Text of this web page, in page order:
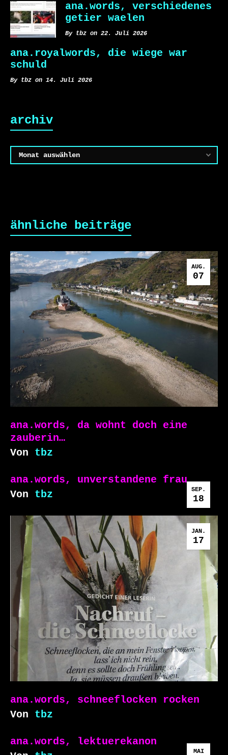
ana.words, verschiedenes
getier waelen
By tbz on 22. Juli 2026
ana.royalwords, die wiege war
schuld
By tbz on 14. Juli 2026
archiv
Archiv
ähnliche beiträge
AUG.
07
ana.words, da wohnt doch eine
zauberin…
Von tbz
SEP.
18
ana.words, unverstandene frau
Von tbz
JAN.
17
ana.words, schneeflocken rocken
Von tbz
MAI
ana.words, lektuerekanon